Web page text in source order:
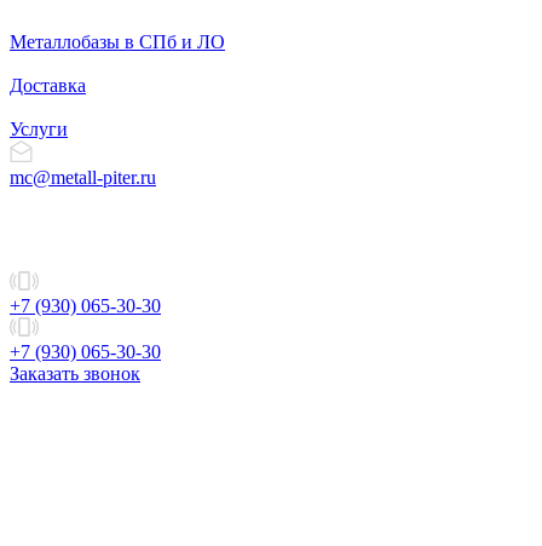
Металлобазы в СПб и ЛО
Доставка
Услуги
mc@metall-piter.ru
+7 (930) 065-30-30
+7 (930) 065-30-30
Заказать звонок